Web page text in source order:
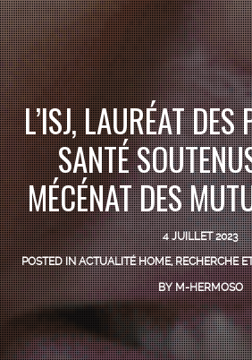
L’ISJ, LAURÉAT DES
SANTÉ
MÉCÉNAT DES
4 JUILLET 2023
POSTED INACTUALITÉ HOME,RECHERCHE
BYM-HERMOSO